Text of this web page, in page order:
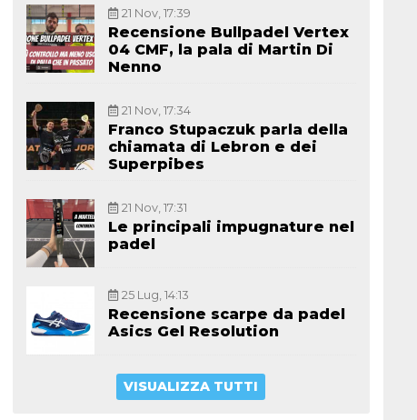
21 Nov, 17:39
Recensione Bullpadel Vertex
04 CMF, la pala di Martin Di
Nenno
21 Nov, 17:34
Franco Stupaczuk parla della
chiamata di Lebron e dei
Superpibes
21 Nov, 17:31
Le principali impugnature nel
padel
25 Lug, 14:13
Recensione scarpe da padel
Asics Gel Resolution
VISUALIZZA TUTTI